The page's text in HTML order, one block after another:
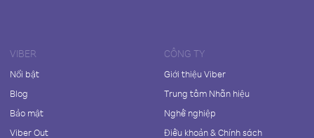
VIBER
Nổi bật
Blog
Bảo mật
Viber Out
CÔNG TY
Giới thiệu Viber
Trung tâm Nhãn hiệu
Nghề nghiệp
Điều khoản & Chính sách